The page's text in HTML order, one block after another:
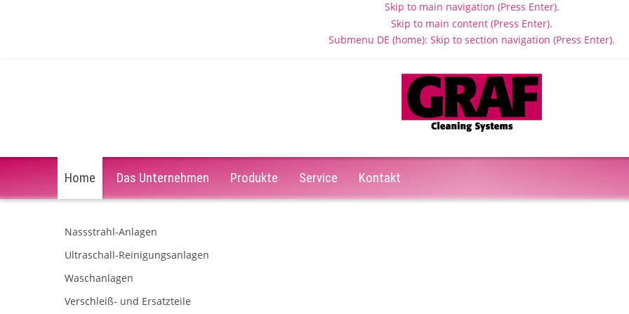
Skip to main navigation (Press Enter).
Skip to main content (Press Enter).
Submenu DE (home): Skip to section navigation (Press Enter).
Home Das Unternehmen Produkte Service Kontakt
Nassstrahl-Anlagen
Ultraschall-Reinigungsanlagen
Waschanlagen
Verschleiß- und Ersatzteile